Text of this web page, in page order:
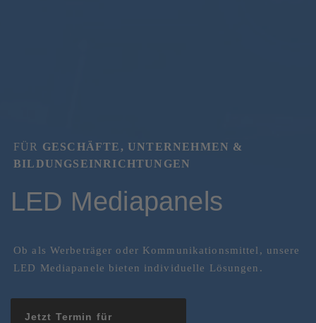
FÜR GESCHÄFTE, UNTERNEHMEN &
BILDUNGSEINRICHTUNGEN
LED Mediapanels
Ob als Werbeträger oder Kommunikationsmittel, unsere
LED Mediapanele bieten individuelle Lösungen.
Jetzt Termin für